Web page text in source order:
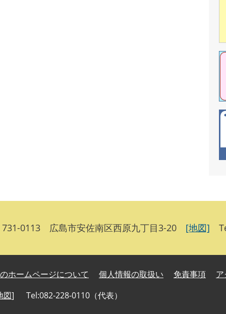
0113 広島市安佐南区西原九丁目3-20 [地図]
ホームページについて 個人情報の取扱い 免責事項
図] Tel:082-228-0110（代表）